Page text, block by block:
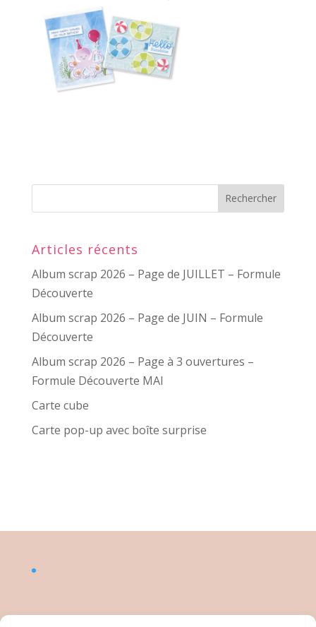
Articles récents
Album scrap 2026 – Page de JUILLET – Formule
Découverte
Album scrap 2026 – Page de JUIN – Formule
Découverte
Album scrap 2026 – Page à 3 ouvertures –
Formule Découverte MAI
Carte cube
Carte pop-up avec boîte surprise